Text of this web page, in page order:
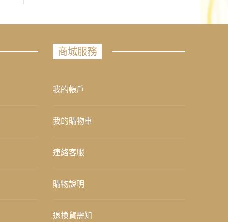
商城服務
我的帳戶
我的購物車
連絡客服
購物說明
退換貨需知